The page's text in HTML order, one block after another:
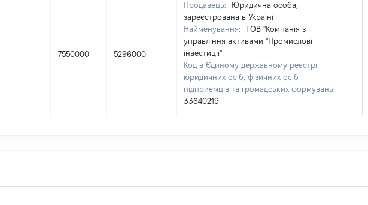
7550000 5296000
Продавець:
Юридична особа,
зареєстрована в Україні
Найменування:
ТОВ "Компанія з
управління активами "Промислові
інвестиції"
Код в Єдиному державному реєстрі
юридичних осіб, фізичних осіб –
підприємців та громадських формувань:
33640219